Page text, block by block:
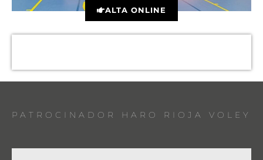
ALTA ONLINE
PATROCINADOR HARO RIOJA VOLEY